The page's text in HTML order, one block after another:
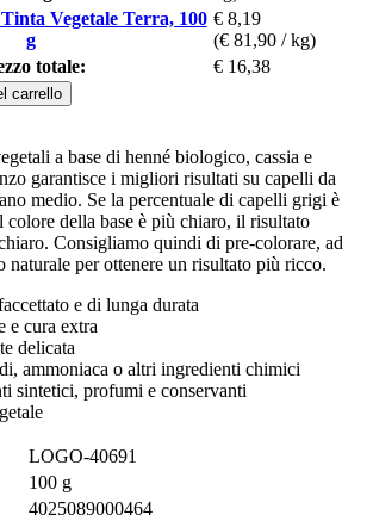
Vegetale Terra, 100
g
€ 8,19
(€ 81,90 / kg)
totale:
€ 16,38
carrello
a base di henné biologico, cassia e
garantisce i migliori risultati su capelli da
medio. Se la percentuale di capelli grigi è
colore della base è più chiaro, il risultato
Consigliamo quindi di pre-colorare, ad
naturale per ottenere un risultato più ricco.
e di lunga durata
e cura extra
delicata
ammoniaca o altri ingredienti chimici
sintetici, profumi e conservanti
LOGO-40691
100 g
4025089000464